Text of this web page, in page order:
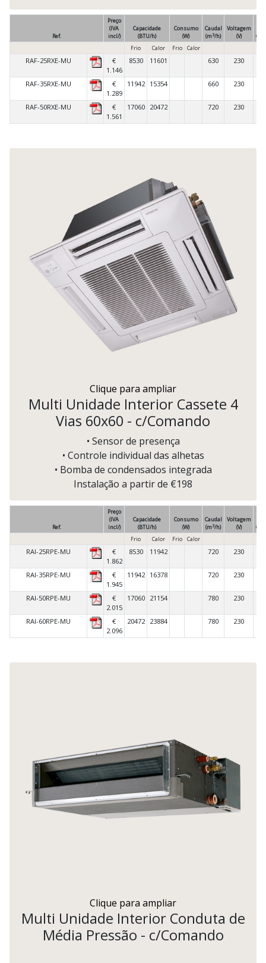
Ref.
Preço
(IVA
incl/)
Capacidade
(BTU/h)
Consumo
(W)
Caudal
(m3/h)
Voltagem
(V)
Frio
Calor Frio Calor
RAF-25RXE-MU
€
1.146
8530 11601 630 230
RAF-35RXE-MU
€
1.289
11942 15354 660 230
RAF-50RXE-MU
€
1.561
17060 20472 720 230
Clique para ampliar
Multi Unidade Interior Cassete 4
Vias 60x60 - c/Comando
• Sensor de presença
• Controle individual das alhetas
• Bomba de condensados integrada
Instalação a partir de €198
Ref.
Preço
(IVA
incl/)
Capacidade
(BTU/h)
Consumo
(W)
Caudal
(m3/h)
Voltagem
(V)
Frio
Calor Frio Calor
RAI-25RPE-MU
€
1.862
8530 11942 720 230
RAI-35RPE-MU
€
1.945
11942 16378 720 230
RAI-50RPE-MU
€
2.015
17060 21154 780 230
RAI-60RPE-MU
€
2.096
20472 23884 780 230
Clique para ampliar
Multi Unidade Interior Conduta de
Média Pressão - c/Comando